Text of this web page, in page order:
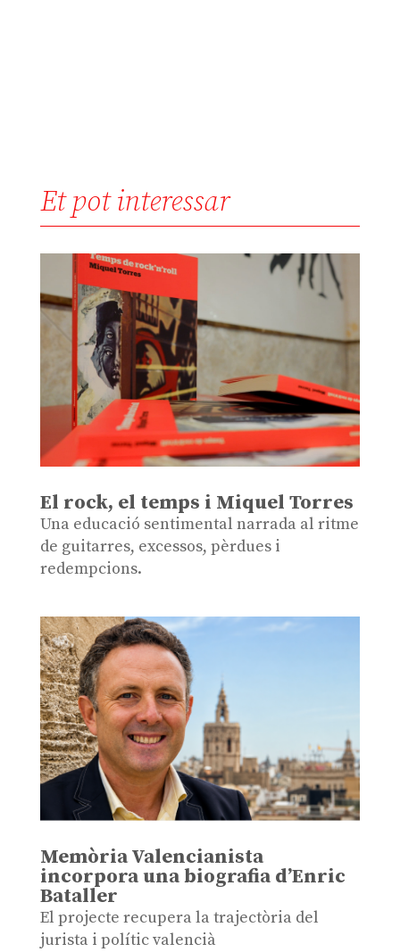
Et pot interessar
El rock, el temps i Miquel Torres
Una educació sentimental narrada al ritme
de guitarres, excessos, pèrdues i
redempcions.
Memòria Valencianista
incorpora una biografia d’Enric
Bataller
El projecte recupera la trajectòria del
jurista i polític valencià